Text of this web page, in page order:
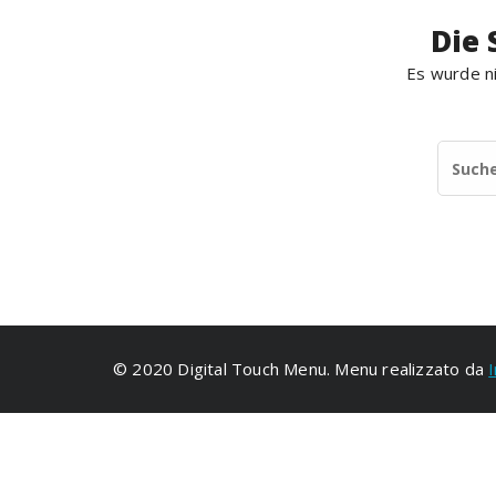
Die
Es wurde
© 2020 Digital Touch Menu. Menu realizzato da